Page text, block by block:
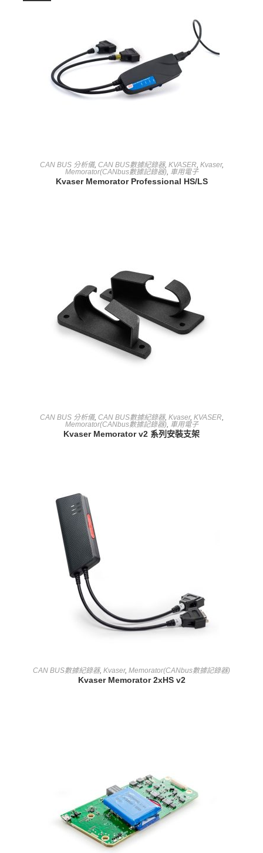
查看內容
CAN BUS 分析儀, CAN BUS數據紀錄器, KVASER, Kvaser,
Memorator(CANbus數據記錄器), 車用電子
Kvaser Memorator Professional HS/LS
查看內容
CAN BUS 分析儀, CAN BUS數據紀錄器, Kvaser, KVASER,
Memorator(CANbus數據記錄器), 車用電子
Kvaser Memorator v2 系列安裝支架
查看內容
CAN BUS數據紀錄器, Kvaser, Memorator(CANbus數據記錄器)
Kvaser Memorator 2xHS v2